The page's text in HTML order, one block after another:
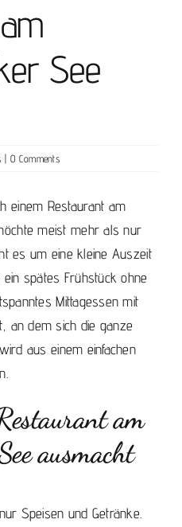
See
| 0 Comments
einem Restaurant am
meist mehr als nur
es um eine kleine Auszeit
spätes Frühstück ohne
Mittagessen mit
an dem sich die ganze
aus einem einfachen
am
ausmacht
Speisen und Getränke.